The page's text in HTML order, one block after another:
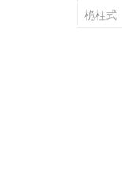
高空作
业平台
桅柱式